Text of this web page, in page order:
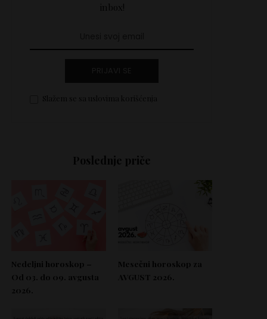
inbox!
Slažem se sa uslovima korišćenja
Poslednje priče
Nedeljni horoskop –
Od 03. do 09. avgusta
2026.
Mesečni horoskop za
AVGUST 2026.